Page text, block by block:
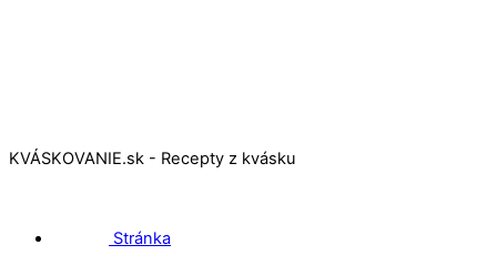
KVÁSKOVANIE.sk - Recepty z kvásku
Stránka